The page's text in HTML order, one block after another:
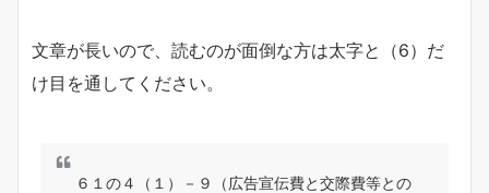
文章が長いので、読むのが面倒な方は太字と（6）だ
け目を通してください。
６１の４（１）－９（広告宣伝費と交際費等との